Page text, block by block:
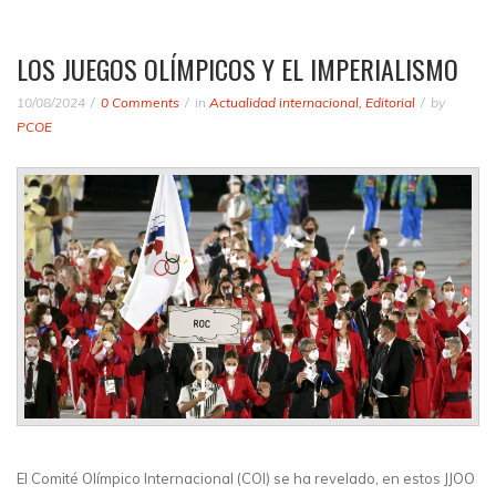
LOS JUEGOS OLÍMPICOS Y EL IMPERIALISMO
10/08/2024 0 Comments in Actualidad internacional, Editorial
by
PCOE
El Comité Olímpico Internacional (COI) se ha revelado, en estos JJOO